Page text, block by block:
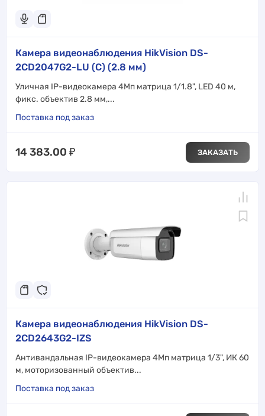
Камера видеонаблюдения HikVision DS-
2CD2047G2-LU (C) (2.8 мм)
Уличная IP-видеокамера 4Мп матрица 1/1.8", LED 40 м,
фикс. объектив 2.8 мм,...
Поставка под заказ
14 383.00 ₽ ЗАКАЗАТЬ
Камера видеонаблюдения HikVision DS-
2CD2643G2-IZS
Антивандальная IP-видеокамера 4Мп матрица 1/3", ИК 60
м, моторизованный объектив...
Поставка под заказ